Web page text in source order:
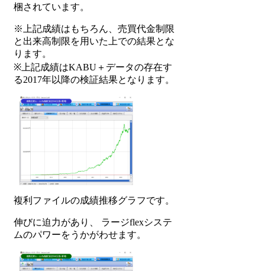
梱されています。
※上記成績はもちろん、売買代金制限
と出来高制限を用いた上での結果とな
ります。
※上記成績はKABU＋データの存在す
る2017年以降の検証結果となります。
複利ファイルの成績推移グラフです。
伸びに迫力があり、 ラージflexシステ
ムのパワーをうかがわせます。